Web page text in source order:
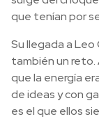
que tenían por
Su llegada a
también un
que la energía
de ideas y con
es el que ellos